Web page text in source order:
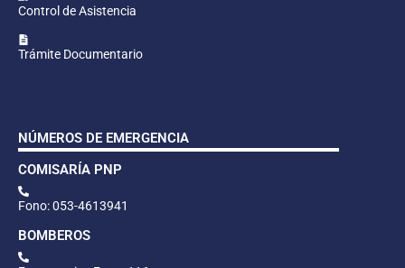
Control de Asistencia
Trámite Documentario
NÚMEROS DE EMERGENCIA
COMISARÍA PNP
Fono: 053-4613941
BOMBEROS